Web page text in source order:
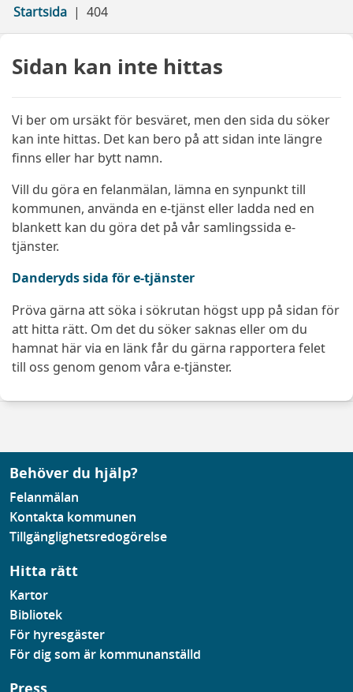
Startsida 404
Sidan kan inte hittas
Vi ber om ursäkt för besväret, men den sida du söker
kan inte hittas. Det kan bero på att sidan inte längre
finns eller har bytt namn.
Vill du göra en felanmälan, lämna en synpunkt till
kommunen, använda en e-tjänst eller ladda ned en
blankett kan du göra det på vår samlingssida e-
tjänster.
Danderyds sida för e-tjänster
Pröva gärna att söka i sökrutan högst upp på sidan för
att hitta rätt. Om det du söker saknas eller om du
hamnat här via en länk får du gärna rapportera felet
till oss genom genom våra e-tjänster.
Behöver du hjälp?
Felanmälan
Kontakta kommunen
Tillgänglighetsredogörelse
Hitta rätt
Kartor
Bibliotek
För hyresgäster
För dig som är kommunanställd
Press